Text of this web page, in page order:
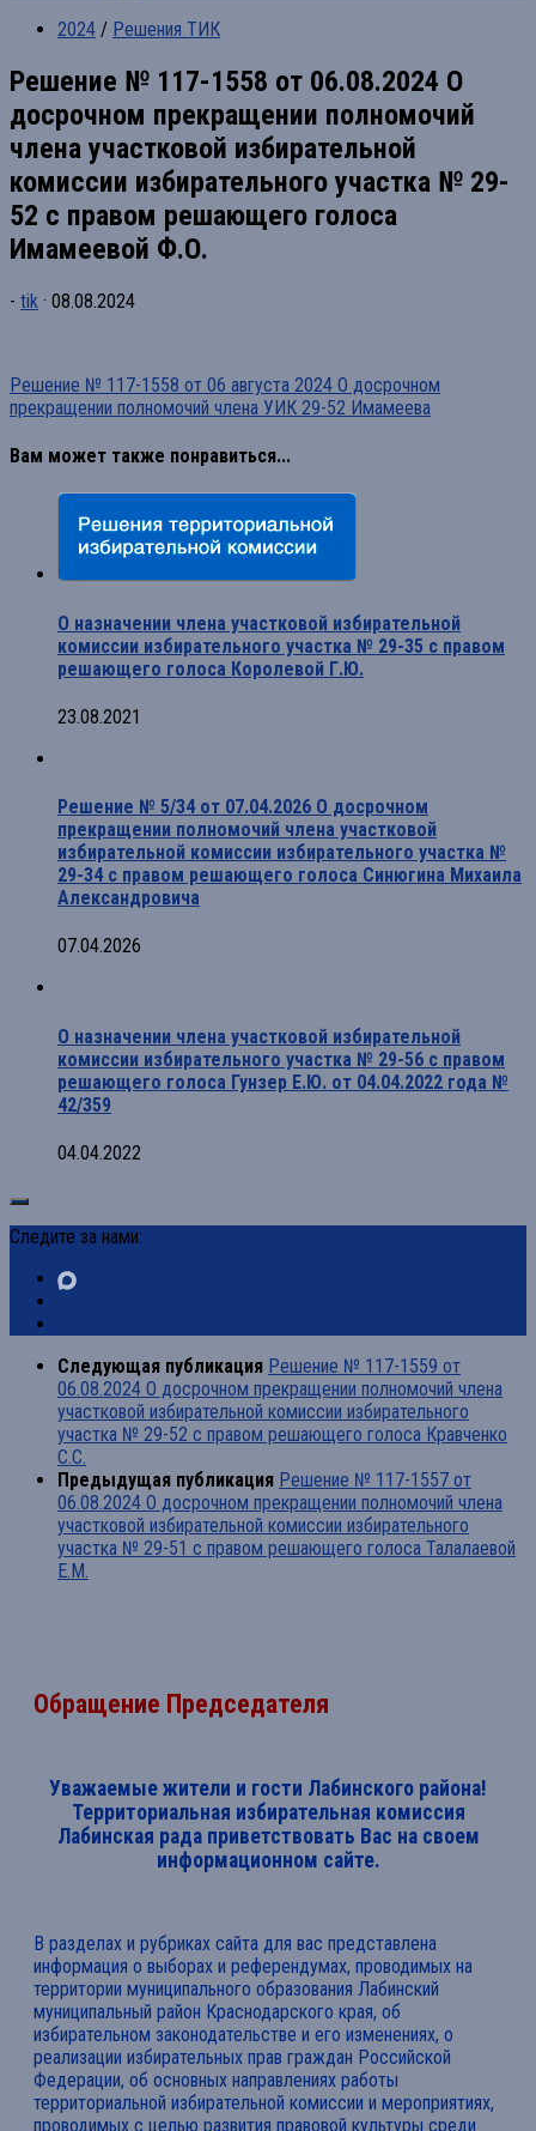
2024 / Решения ТИК
Решение № 117-1558 от 06.08.2024 О
досрочном прекращении полномочий
члена участковой избирательной
комиссии избирательного участка № 29-
52 с правом решающего голоса
Имамеевой Ф.О.
- tik · 08.08.2024
Решение № 117-1558 от 06 августа 2024 О досрочном
прекращении полномочий члена УИК 29-52 Имамеева
Вам может также понравиться...
О назначении члена участковой избирательной
комиссии избирательного участка № 29-35 с правом
решающего голоса Королевой Г.Ю.
23.08.2021
Решение № 5/34 от 07.04.2026 О досрочном
прекращении полномочий члена участковой
избирательной комиссии избирательного участка №
29-34 с правом решающего голоса Синюгина Михаила
Александровича
07.04.2026
О назначении члена участковой избирательной
комиссии избирательного участка № 29-56 с правом
решающего голоса Гунзер Е.Ю. от 04.04.2022 года №
42/359
04.04.2022
Следите за нами:
Следующая публикация Решение № 117-1559 от
06.08.2024 О досрочном прекращении полномочий члена
участковой избирательной комиссии избирательного
участка № 29-52 с правом решающего голоса Кравченко
С.С.
Предыдущая публикация Решение № 117-1557 от
06.08.2024 О досрочном прекращении полномочий члена
участковой избирательной комиссии избирательного
участка № 29-51 с правом решающего голоса Талалаевой
Е.М.
Обращение Председателя
Уважаемые жители и гости Лабинского района!
Территориальная избирательная комиссия
Лабинская рада приветствовать Вас на своем
информационном сайте.
В разделах и рубриках сайта для вас представлена
информация о выборах и референдумах, проводимых на
территории муниципального образования Лабинский
муниципальный район Краснодарского края, об
избирательном законодательстве и его изменениях, о
реализации избирательных прав граждан Российской
Федерации, об основных направлениях работы
территориальной избирательной комиссии и мероприятиях,
проводимых с целью развития правовой культуры среди